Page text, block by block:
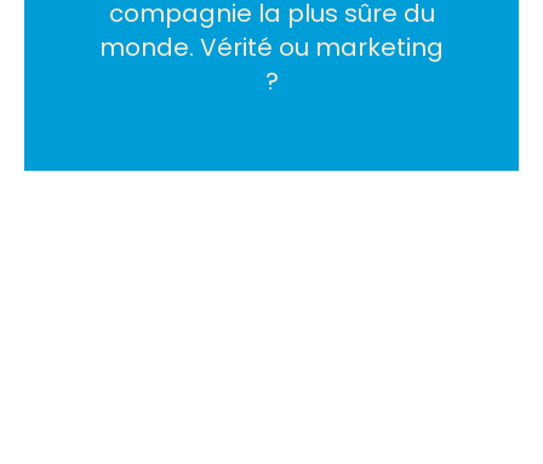
compagnie la plus sûre du
monde. Vérité ou marketing
?